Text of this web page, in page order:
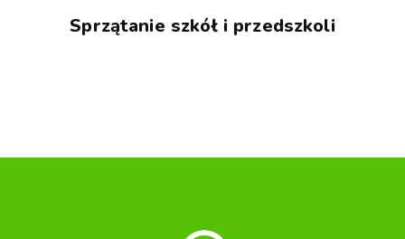
Sprzątanie szkół i przedszkoli